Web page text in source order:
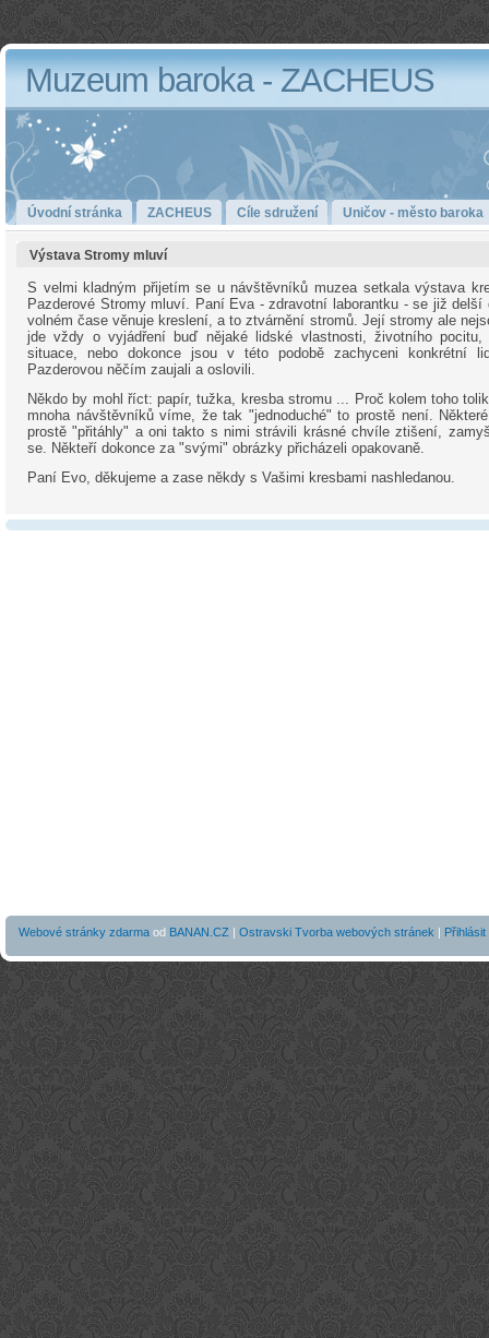
Muzeum baroka - ZACHEUS
Úvodní stránka ZACHEUS Cíle sdružení Uničov - město baroka
Výstava Stromy mluví
S velmi kladným přijetím se u návštěvníků muzea setkala výstava
Pazderové Stromy mluví. Paní Eva - zdravotní laborantku - se již delší
volném čase věnuje kreslení, a to ztvárnění stromů. Její stromy ale
jde vždy o vyjádření buď nějaké lidské vlastnosti, životního pocitu,
situace, nebo dokonce jsou v této podobě zachyceni konkrétní
Pazderovou něčím zaujali a oslovili.
Někdo by mohl říct: papír, tužka, kresba stromu ... Proč kolem toho
mnoha návštěvníků víme, že tak "jednoduché" to prostě není.
prostě "přitáhly" a oni takto s nimi strávili krásné chvíle ztišení,
se. Někteří dokonce za "svými" obrázky přicházeli opakovaně.
Paní Evo, děkujeme a zase někdy s Vašimi kresbami nashledanou.
Webové stránky zdarma od BANAN.CZ | Ostravski Tvorba webových stránek | Přihlásit